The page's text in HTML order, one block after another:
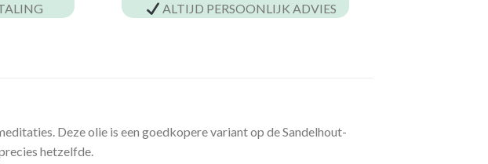
ALTIJD PERSOONLIJK ADVIES
Deze olie is een goedkopere variant op de Sandelhout-
hetzelfde.